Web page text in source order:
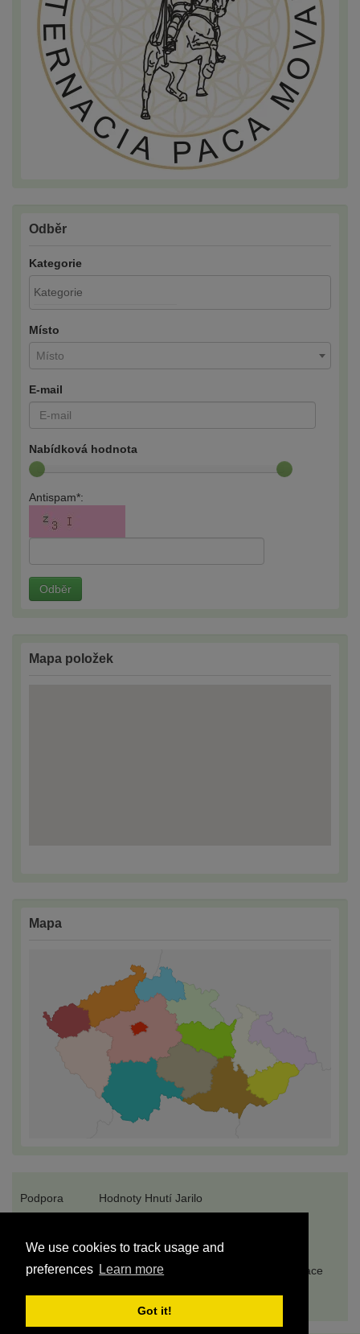
We use cookies to track usage and
preferences Learn more
Got it!
Odběr
Kategorie
Místo
Místo
E-mail
Nabídková hodnota
Antispam*:
Odběr
Mapa položek
Mapa
Podpora Hodnoty Hnutí Jarilo
Rady & Tipy 5 kroků ke svobodě Propagace
© JariloSIS 2026